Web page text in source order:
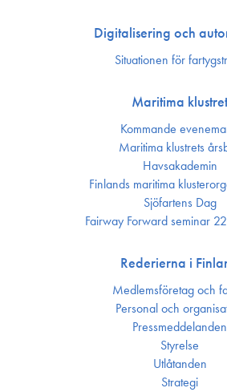
Digitalisering och
Situationen för
Maritima klustret
Kommande
Maritima klustrets
Havsakademin
Finlands maritima
Sjöfartens Dag
Fairway Forward seminar
Rederierna i
Medlemsföretag och
Personal och
Press­meddelanden
Styrelse
Utlåtanden
Strategi